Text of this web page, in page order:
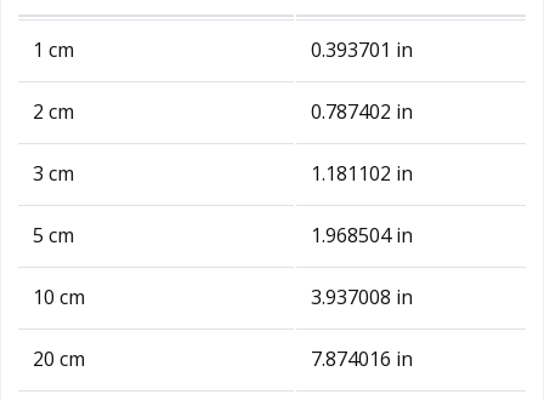
1 cm 0.393701 in
2 cm 0.787402 in
3 cm 1.181102 in
5 cm 1.968504 in
10 cm 3.937008 in
20 cm 7.874016 in